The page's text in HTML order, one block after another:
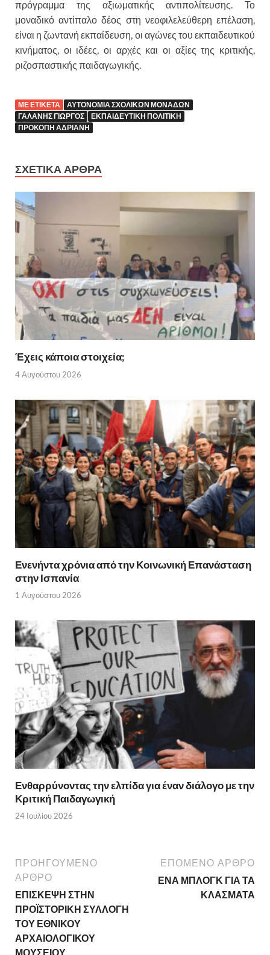
πρόγραμμα της αξιωματικής αντιπολίτευσης. Το
μοναδικό αντίπαλο δέος στη νεοφιλελεύθερη επέλαση,
είναι η ζωντανή εκπαίδευση, οι αγώνες του εκπαιδευτικού
κινήματος, οι ιδέες, οι αρχές και οι αξίες της κριτικής,
ριζοσπαστικής παιδαγωγικής.
ΜΕ ΕΤΙΚΕΤΑ
ΑΥΤΟΝΟΜΙΑ ΣΧΟΛΙΚΩΝ ΜΟΝΑΔΩΝ
ΓΑΛΑΝΗΣ ΓΙΩΡΓΟΣ
ΕΚΠΑΙΔΕΥΤΙΚΗ ΠΟΛΙΤΙΚΗ
ΠΡΟΚΟΠΗ ΑΔΡΙΑΝΗ
ΣΧΕΤΙΚΑ ΑΡΘΡΑ
Έχεις κάποια στοιχεία;
4 Αυγούστου 2026
Ενενήντα χρόνια από την Κοινωνική Επανάσταση
στην Ισπανία
1 Αυγούστου 2026
Ενθαρρύνοντας την ελπίδα για έναν διάλογο με την
Κριτική Παιδαγωγική
24 Ιουλίου 2026
ΠΡΟΗΓΟΥΜΕΝΟ
ΑΡΘΡΟ
ΕΠΙΣΚΕΨΗ ΣΤΗΝ
ΠΡΟΪΣΤΟΡΙΚΗ ΣΥΛΛΟΓΗ
ΤΟΥ ΕΘΝΙΚΟΥ
ΑΡΧΑΙΟΛΟΓΙΚΟΥ
ΜΟΥΣΕΙΟΥ
ΕΠΟΜΕΝΟ ΑΡΘΡΟ
ΕΝΑ ΜΠΛΟΓΚ ΓΙΑ ΤΑ
ΚΛΑΣΜΑΤΑ